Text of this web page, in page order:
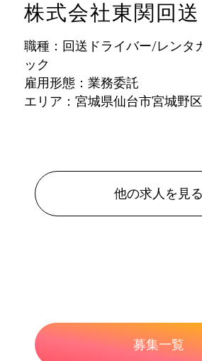
株式会社東関回送
職種：回送ドライバー/レンタ
ック
雇用形態：業務委託
エリア：宮城県仙台市宮城野区
他の求人を見る
募集一覧